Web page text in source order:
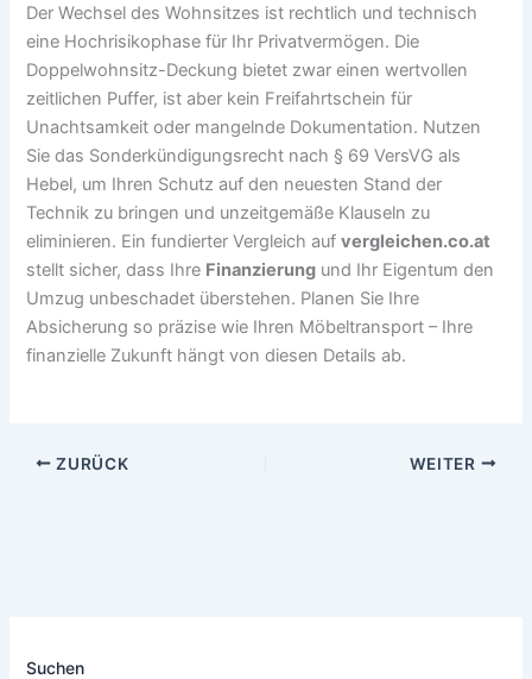
Der Wechsel des Wohnsitzes ist rechtlich und technisch
eine Hochrisikophase für Ihr Privatvermögen. Die
Doppelwohnsitz-Deckung bietet zwar einen wertvollen
zeitlichen Puffer, ist aber kein Freifahrtschein für
Unachtsamkeit oder mangelnde Dokumentation. Nutzen
Sie das Sonderkündigungsrecht nach § 69 VersVG als
Hebel, um Ihren Schutz auf den neuesten Stand der
Technik zu bringen und unzeitgemäße Klauseln zu
eliminieren. Ein fundierter Vergleich aufvergleichen.co.at
stellt sicher, dass Ihre Finanzierung und Ihr Eigentum den
Umzug unbeschadet überstehen. Planen Sie Ihre
Absicherung so präzise wie Ihren Möbeltransport – Ihre
finanzielle Zukunft hängt von diesen Details ab.
ZURÜCK WEITER
Suchen